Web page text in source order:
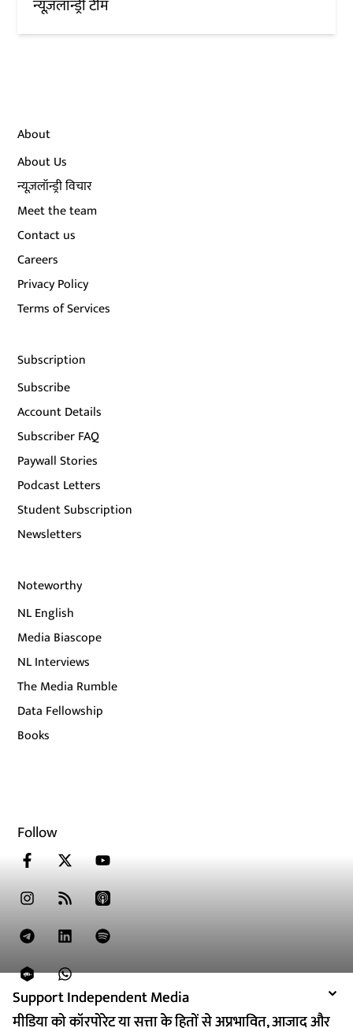
Support Independent Media
मीडिया को कॉरपोरेट या सत्ता के हितों से अप्रभावित, आजाद और
Support Independent Media
मीडिया को कॉरपोरेट या सत्ता के हितों से अप्रभावित, आजाद और
न्यूज़लॉन्ड्री टीम
About
About Us
न्यूज़लॉन्ड्री विचार
Meet the team
Contact us
Careers
Privacy Policy
Terms of Services
Subscription
Subscribe
Account Details
Subscriber FAQ
Paywall Stories
Podcast Letters
Student Subscription
Newsletters
Noteworthy
NL English
Media Biascope
NL Interviews
The Media Rumble
Data Fellowship
Books
Follow